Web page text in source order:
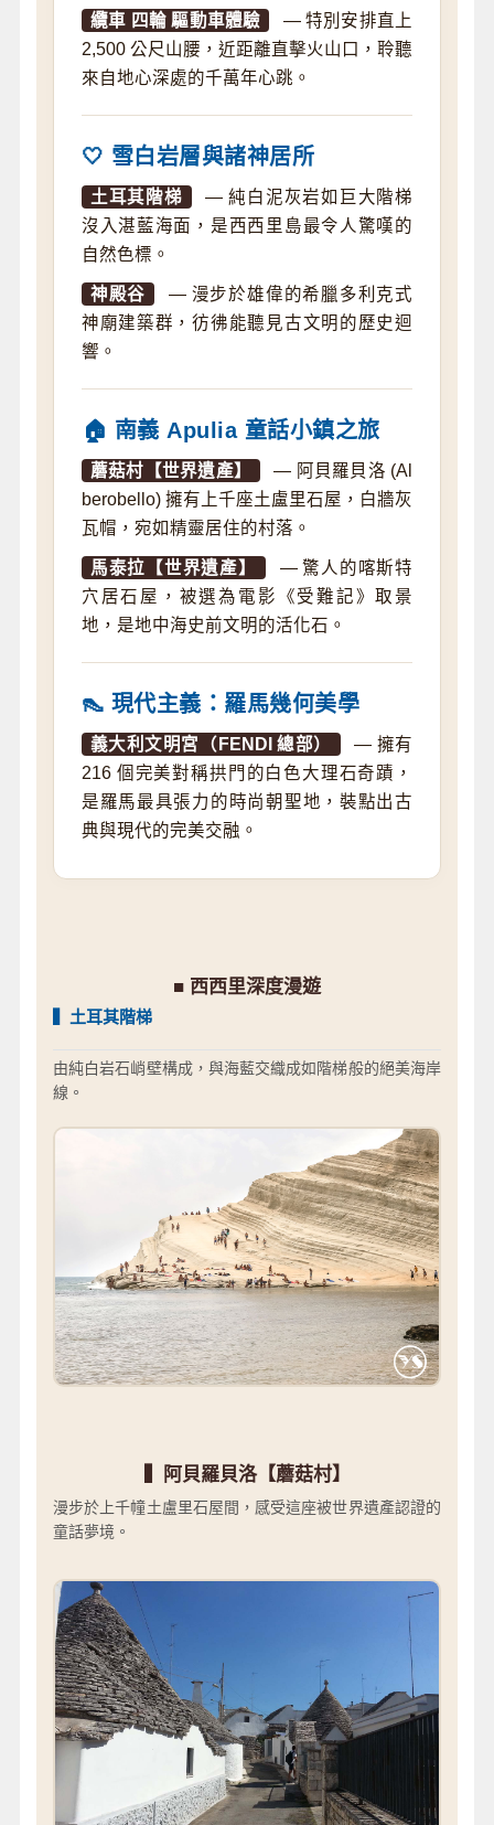
纜車 四輪 驅動車體驗
— 特別安排直上
2,500 公尺山腰，近距離直擊火山口，聆聽
來自地心深處的千萬年心跳。
🤍 雪白岩層與諸神居所
土耳其階梯
— 純白泥灰岩如巨大階梯
沒入湛藍海面，是西西里島最令人驚嘆的
自然色標。
神殿谷
— 漫步於雄偉的希臘多利克式
神廟建築群，彷彿能聽見古文明的歷史迴
響。
🏠 南義 Apulia 童話小鎮之旅
蘑菇村【世界遺產】
— 阿貝羅貝洛 (Al
berobello) 擁有上千座土盧里石屋，白牆灰
瓦帽，宛如精靈居住的村落。
馬泰拉【世界遺產】
— 驚人的喀斯特
穴居石屋，被選為電影《受難記》取景
地，是地中海史前文明的活化石。
👠 現代主義：羅馬幾何美學
義大利文明宮（FENDI 總部）
— 擁有
216 個完美對稱拱門的白色大理石奇蹟，
是羅馬最具張力的時尚朝聖地，裝點出古
典與現代的完美交融。
■ 西西里深度漫遊
▍土耳其階梯
由純白岩石峭壁構成，與海藍交織成如階梯般的絕美海岸
線。
▍阿貝羅貝洛【蘑菇村】
漫步於上千幢土盧里石屋間，感受這座被世界遺產認證的
童話夢境。